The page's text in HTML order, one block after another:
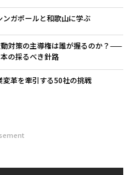
ガポールと和歌山に学ぶ
対策の主導権は誰が握るのか？——
の採るべき針路
革を牽引する50社の挑戦